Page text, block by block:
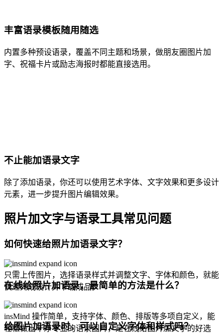
丰富语录模板随用随选
内置多种预设语录，覆盖不同主题和场景，做朋友圈图片加
字、祝福卡片或励志海报时都能直接选用。
不止能加语录文字
除了添加语录，你还可以使用艺术字体、文字效果和更多设计
元素，进一步提升图片编辑效果。
照片加文字与语录工具常见问题
如何快速给照片加语录文字？
只需上传图片，选择语录样式并调整文字、字体和颜色，就能
快速完成设计并下载成品。
在线给照片加语录，最简单的方法是什么？
insMind 操作简单，支持字体、颜色、排版等多项自定义，能
轻松做出干净专业的语录图片，是在线给图片加文字的好选
给图片加语录时，可以自定义字体和样式吗？